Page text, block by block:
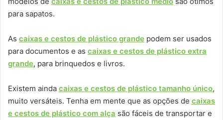
para sapatos.
As caixas e cestos de plástico grande podem ser usados
para documentos e as caixas e cestos de plástico extra
grande, para brinquedos e livros.
Existem ainda caixas e cestos de plástico tamanho único,
muito versáteis. Tenha em mente que as opções de caixas
e cestos de plástico com alça são fáceis de transportar e